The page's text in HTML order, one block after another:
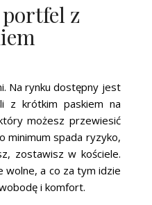
z
Na rynku dostępny jest
z krótkim paskiem na
możesz przewiesić
minimum spada ryzyko,
zostawisz w kościele.
wolne, a co za tym idzie
i komfort.